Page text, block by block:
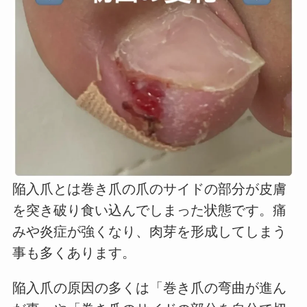
陥入爪とは巻き爪の爪のサイドの部分が皮膚
を突き破り食い込んでしまった状態です。痛
みや炎症が強くなり、肉芽を形成してしまう
事も多くあります。
陥入爪の原因の多くは「巻き爪の弯曲が進ん